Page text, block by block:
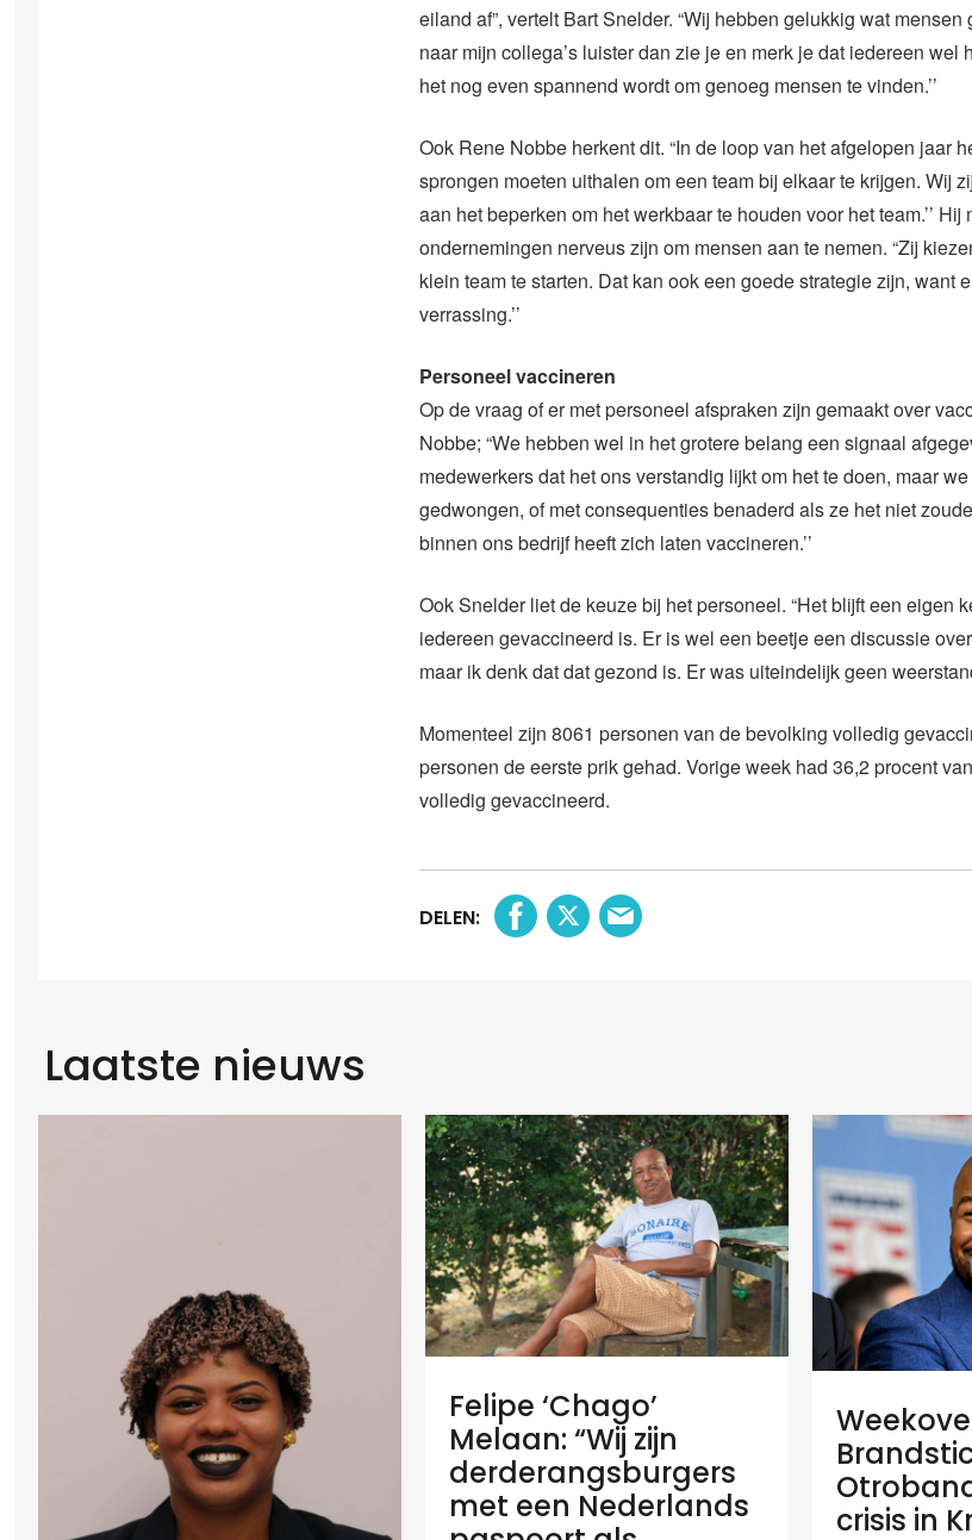
eiland af”, vertelt Bart Snelder. “Wij hebben gelukkig wat
naar mijn collega’s luister dan zie je en merk je dat iedereen wel
het nog even spannend wordt om genoeg mensen te vinden.’’
Ook Rene Nobbe herkent dit. “In de loop van het afgelopen jaar
sprongen moeten uithalen om een team bij elkaar te krijgen. Wij
aan het beperken om het werkbaar te houden voor het team.’’ Hij
ondernemingen nerveus zijn om mensen aan te nemen. “Zij
klein team te starten. Dat kan ook een goede strategie zijn, want
verrassing.’’
Personeel vaccineren
Op de vraag of er met personeel afspraken zijn gemaakt over
Nobbe; “We hebben wel in het grotere belang een signaal
medewerkers dat het ons verstandig lijkt om het te doen, maar
gedwongen, of met consequenties benaderd als ze het niet
binnen ons bedrijf heeft zich laten vaccineren.’’
Ook Snelder liet de keuze bij het personeel. “Het blijft een eigen
iedereen gevaccineerd is. Er is wel een beetje een discussie
maar ik denk dat dat gezond is. Er was uiteindelijk geen
Momenteel zijn 8061 personen van de bevolking volledig
personen de eerste prik gehad. Vorige week had 36,2 procent
volledig gevaccineerd.
DELEN:
Laatste nieuws
Felipe ‘Chago’
Melaan: “Wij zijn
derderangsburgers
met een Nederlands
crisis in